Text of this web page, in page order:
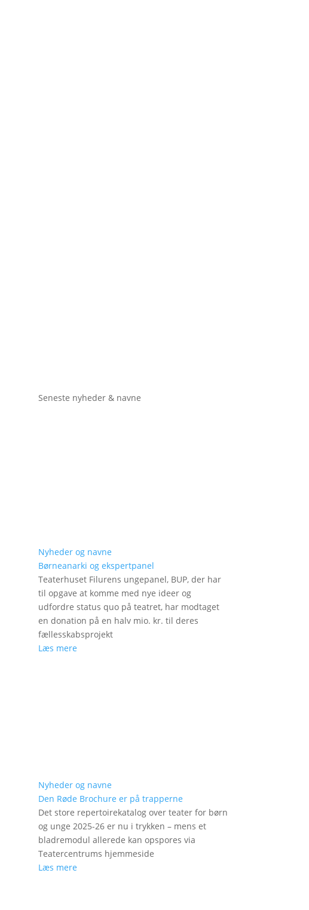
Seneste nyheder & navne
Nyheder og navne
Børneanarki og ekspertpanel
Teaterhuset Filurens ungepanel, BUP, der har
til opgave at komme med nye ideer og
udfordre status quo på teatret, har modtaget
en donation på en halv mio. kr. til deres
fællesskabsprojekt
Læs mere
Nyheder og navne
Den Røde Brochure er på trapperne
Det store repertoirekatalog over teater for børn
og unge 2025-26 er nu i trykken – mens et
bladremodul allerede kan opspores via
Teatercentrums hjemmeside
Læs mere